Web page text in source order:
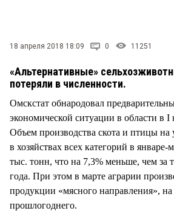
18 апреля 2018 18:09 0 11251
«Альтернативные»
потеряли в численности.
Омскстат обнародовал
экономической ситуации в области в I
Объем производства скота и птицы
в хозяйствах всех категорий в январе-
тыс. тонн, что на 7,3% меньше, чем за
года. При этом в марте аграрии
продукции «мясного направления»,
прошлогоднего.